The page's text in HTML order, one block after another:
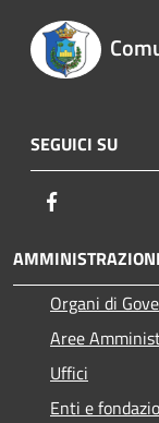
SEGUICI SU
Organi di
Aree
Uffici
Enti e